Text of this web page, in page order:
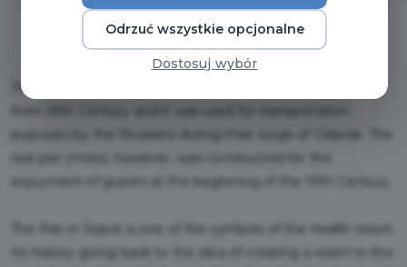
The first notions of a pier being created in Sopot derive
real pier (molo), however, was constructed for the
enjoyment of guests at the beginning of the 19th Century.
The Pier in Sopot is one of the symbols of the health resort.
Its history going back to the idea of creating a resort in the
Odrzuć wszystkie opcjonalne
Dostosuj wybór